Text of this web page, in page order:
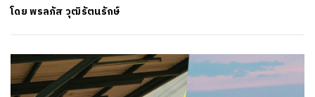
โดยพรลภัส วุฒิรัตนรักษ์